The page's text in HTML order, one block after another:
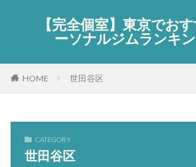
【完全個室】東京でお
ーソナルジムランキン
HOME 世田谷区
CATEGORY
世田谷区